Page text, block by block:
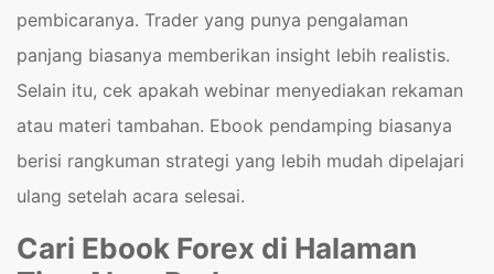
pembicaranya. Trader yang punya pengalaman
panjang biasanya memberikan insight lebih realistis.
Selain itu, cek apakah webinar menyediakan rekaman
atau materi tambahan. Ebook pendamping biasanya
berisi rangkuman strategi yang lebih mudah dipelajari
ulang setelah acara selesai.
Cari Ebook Forex di Halaman